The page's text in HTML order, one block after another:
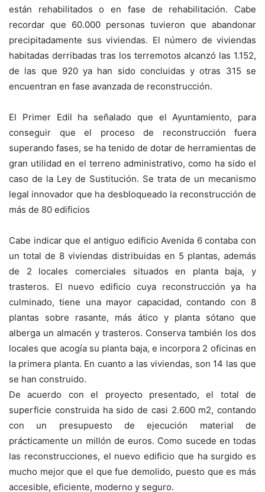
están rehabilitados o en fase de rehabilitación. Cabe
recordar que 60.000 personas tuvieron que abandonar
precipitadamente sus viviendas. El número de viviendas
habitadas derribadas tras los terremotos alcanzó las 1.152,
de las que 920 ya han sido concluidas y otras 315 se
encuentran en fase avanzada de reconstrucción.
El Primer Edil ha señalado que el Ayuntamiento, para
conseguir que el proceso de reconstrucción fuera
superando fases, se ha tenido de dotar de herramientas de
gran utilidad en el terreno administrativo, como ha sido el
caso de la Ley de Sustitución. Se trata de un mecanismo
legal innovador que ha desbloqueado la reconstrucción de
más de 80 edificios
Cabe indicar que el antiguo edificio Avenida 6 contaba con
un total de 8 viviendas distribuidas en 5 plantas, además
de 2 locales comerciales situados en planta baja, y
trasteros. El nuevo edificio cuya reconstrucción ya ha
culminado, tiene una mayor capacidad, contando con 8
plantas sobre rasante, más ático y planta sótano que
alberga un almacén y trasteros. Conserva también los dos
locales que acogía su planta baja, e incorpora 2 oficinas en
la primera planta. En cuanto a las viviendas, son 14 las que
se han construido.
De acuerdo con el proyecto presentado, el total de
superficie construida ha sido de casi 2.600 m2, contando
con un presupuesto de ejecución material de
prácticamente un millón de euros. Como sucede en todas
las reconstrucciones, el nuevo edificio que ha surgido es
mucho mejor que el que fue demolido, puesto que es más
accesible, eficiente, moderno y seguro.